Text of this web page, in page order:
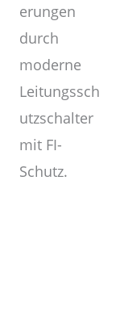
erungen
durch
moderne
Leitungssch
utzschalter
mit FI-
Schutz.